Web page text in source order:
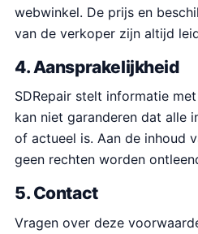
webwinkel. De prijs en
van de verkoper zijn altijd
4. Aansprakelijkheid
SDRepair stelt informatie
kan niet garanderen dat alle
of actueel is. Aan de inhoud
geen rechten worden
5. Contact
Vragen over deze